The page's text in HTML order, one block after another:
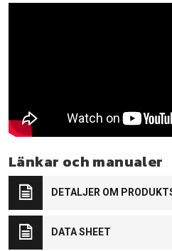
Länkar och manualer
DETALJER OM
DATA SHEET